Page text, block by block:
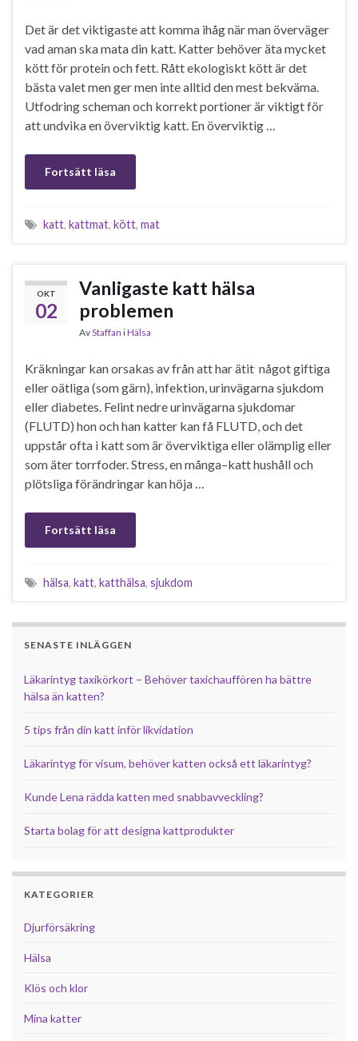
Det är det viktigaste att komma ihåg när man överväger
vad aman ska mata din katt. Katter behöver äta mycket
kött för protein och fett. Rått ekologiskt kött är det
bästa valet men ger men inte alltid den mest bekväma.
Utfodring scheman och korrekt portioner är viktigt för
att undvika en överviktig katt. En överviktig …
Fortsätt läsa
katt, kattmat, kött, mat
OKT
02
Vanligaste katt hälsa
problemen
AvStaffan iHälsa
Kräkningar kan orsakas av från att har ätit något giftiga
eller oätliga (som gärn), infektion, urinvägarna sjukdom
eller diabetes. Felint nedre urinvägarna sjukdomar
(FLUTD) hon och han katter kan få FLUTD, och det
uppstår ofta i katt som är överviktiga eller olämplig eller
som äter torrfoder. Stress, en många–katt hushåll och
plötsliga förändringar kan höja …
Fortsätt läsa
hälsa, katt, katthälsa, sjukdom
SENASTE INLÄGGEN
Läkarintyg taxikörkort – Behöver taxichauffören ha bättre
hälsa än katten?
5 tips från din katt inför likvidation
Läkarintyg för visum, behöver katten också ett läkarintyg?
Kunde Lena rädda katten med snabbavveckling?
Starta bolag för att designa kattprodukter
KATEGORIER
Djurförsäkring
Hälsa
Klös och klor
Mina katter